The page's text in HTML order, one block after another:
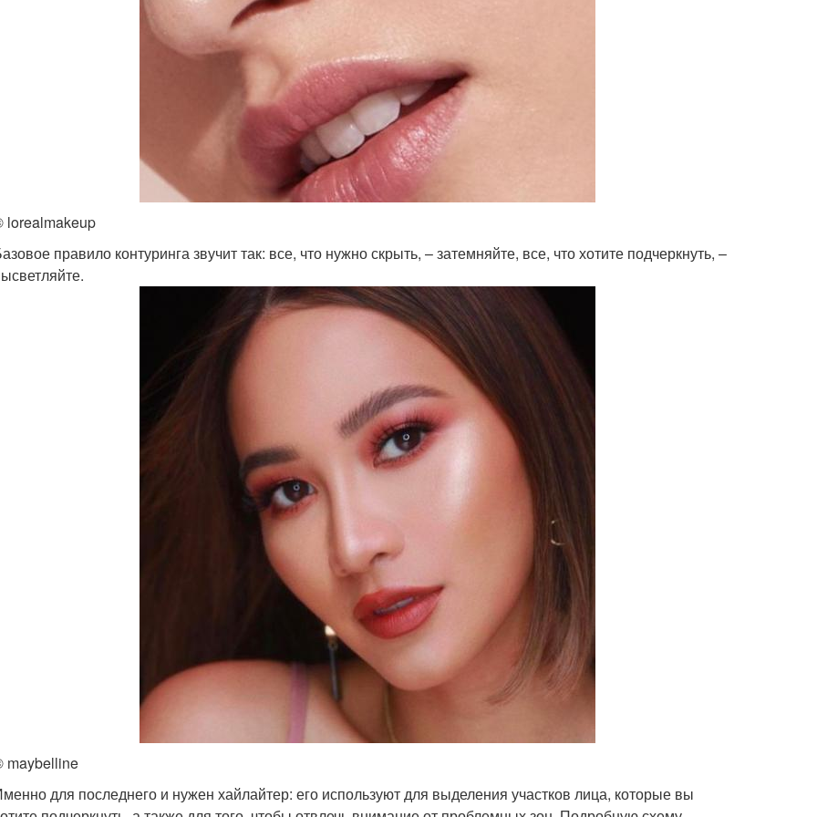
lorealmakeup
правило контуринга звучит так: все, что нужно скрыть, – затемняйте, все, что хотите подчеркнуть, –
maybelline
для последнего и нужен хайлайтер: его используют для выделения участков лица, которые вы